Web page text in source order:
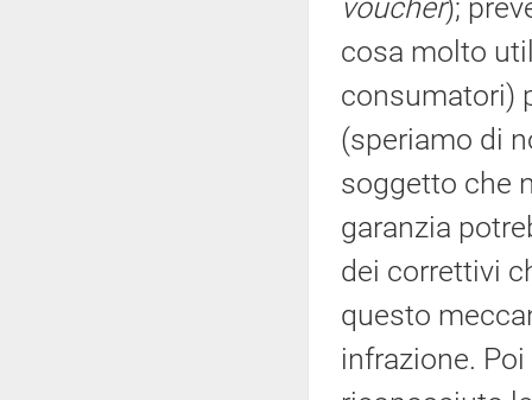
voucher);
cosa molto
consumatori)
(speriamo di
soggetto che
garanzia
dei correttivi
questo
infrazione.